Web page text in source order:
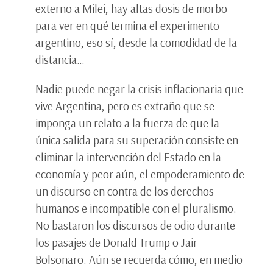
externo a Milei, hay altas dosis de morbo
para ver en qué termina el experimento
argentino, eso sí, desde la comodidad de la
distancia…
Nadie puede negar la crisis inflacionaria que
vive Argentina, pero es extraño que se
imponga un relato a la fuerza de que la
única salida para su superación consiste en
eliminar la intervención del Estado en la
economía y peor aún, el empoderamiento de
un discurso en contra de los derechos
humanos e incompatible con el pluralismo.
No bastaron los discursos de odio durante
los pasajes de Donald Trump o Jair
Bolsonaro. Aún se recuerda cómo, en medio